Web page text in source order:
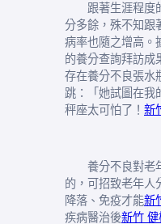
跟著生涯程度
分多餘，殊不知跟
病率也隨之增高。
的養分查詢拜訪成
存在養分不良張水
跳：「她試圖在我
秤座太可怕了！ 新
養分不良對老年
的，可招致老年人
降落、免疫才能新
疾病醫治後新竹